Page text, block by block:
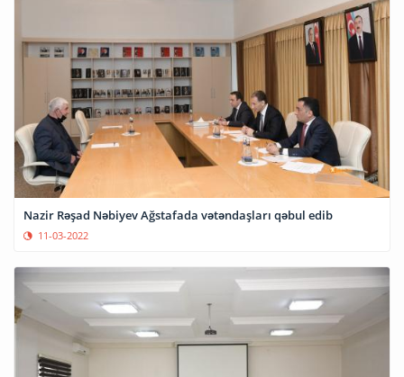
Nazir Rəşad Nəbiyev Ağstafada vətəndaşları qəbul edib
11-03-2022